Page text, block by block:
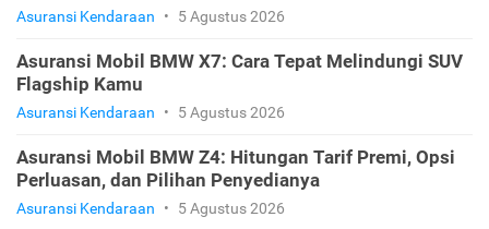
Asuransi Kendaraan • 5 Agustus 2026
Asuransi Mobil BMW X7: Cara Tepat Melindungi SUV
Flagship Kamu
Asuransi Kendaraan • 5 Agustus 2026
Asuransi Mobil BMW Z4: Hitungan Tarif Premi, Opsi
Perluasan, dan Pilihan Penyedianya
Asuransi Kendaraan • 5 Agustus 2026